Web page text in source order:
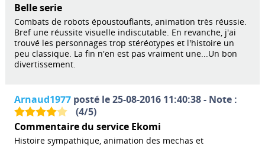
Belle serie
Combats de robots époustouflants, animation très réussie.
Bref une réussite visuelle indiscutable. En revanche, j'ai
trouvé les personnages trop stéréotypes et l'histoire un
peu classique. La fin n'en est pas vraiment une...Un bon
divertissement.
Arnaud1977posté le 25-08-2016 11:40:38 - Note :
(4/5)
Commentaire du service Ekomi
Histoire sympathique, animation des mechas et